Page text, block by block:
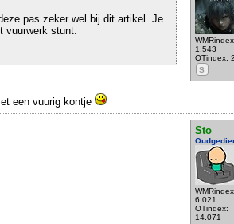
1.543
OTindex:
S
pas zeker wel bij dit artikel. Je
vuurwerk stunt:
een vuurig kontje
Sto
6.021
OTindex:
14.071